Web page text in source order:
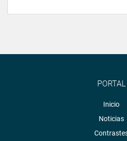
PORTAL
Inicio
Noticias